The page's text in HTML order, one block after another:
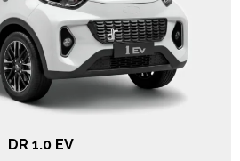
DR 1.0 EV